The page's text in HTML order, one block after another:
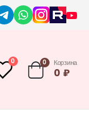
0 0 Корзина
0 ₽